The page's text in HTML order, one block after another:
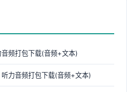
频打包下载(音频+文本)
力音频打包下载(音频+文本)